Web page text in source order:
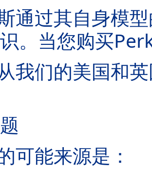
通过其自身模
。当您购买
我们的美国和
可能来源是：